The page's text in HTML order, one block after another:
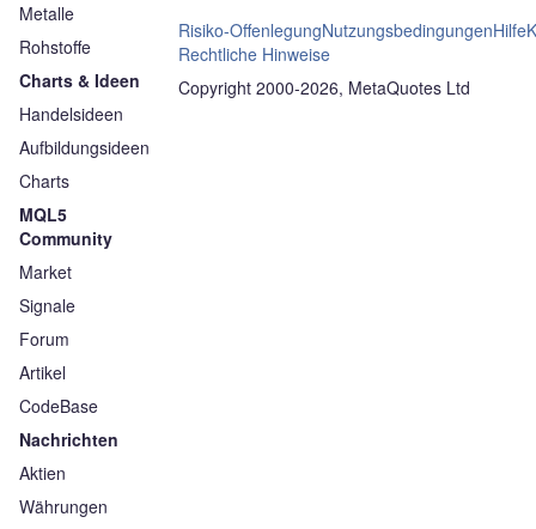
Metalle
Rohstoffe
Charts & Ideen
Handelsideen
Aufbildungsideen
Charts
MQL5
Community
Market
Signale
Forum
Artikel
CodeBase
Nachrichten
Aktien
Währungen
Risiko-OffenlegungNutzungsbedingungenHilfe
Rechtliche Hinweise
Copyright 2000-2026, MetaQuotes Ltd